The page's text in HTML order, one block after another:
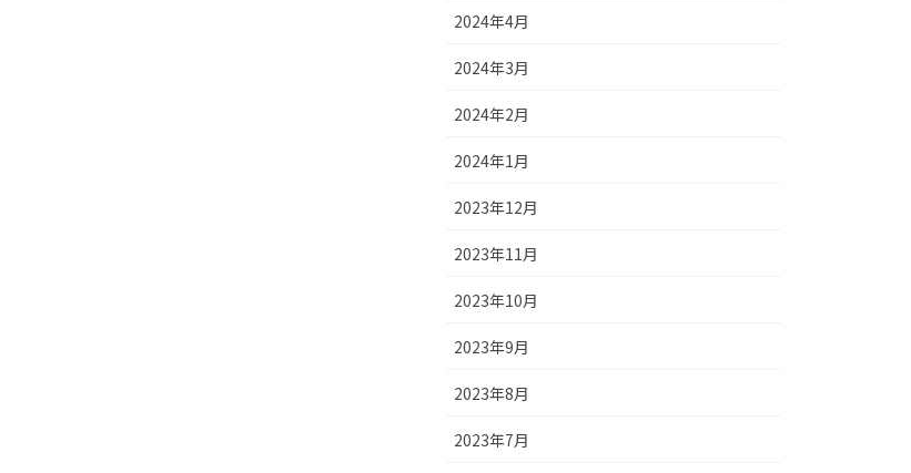
2024年4月
2024年3月
2024年2月
2024年1月
2023年12月
2023年11月
2023年10月
2023年9月
2023年8月
2023年7月